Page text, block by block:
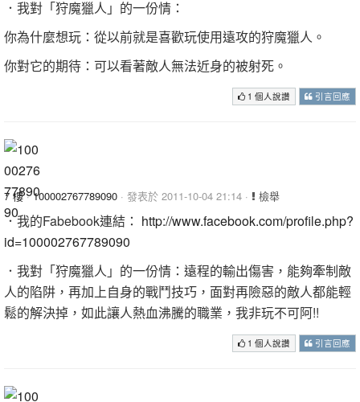
．我對「狩魔獵人」的一份情：
你為什麼想玩：從以前就是喜歡玩使用遠攻的狩魔獵人。
你對它的期待：可以看著敵人無法近身的被射死。
1 個人說讚 引言回應
7 樓·100002767789090 · 發表於 2011-10-04 21:14 · 檢舉
．我的Fabebook連結： http://www.facebook.com/profile.php?
id=100002767789090
．我對「狩魔獵人」的一份情：遠程的輸出傷害，能夠牽制敵
人的陷阱，再加上自身的戰鬥技巧，面對再險惡的敵人都能輕
鬆的解決掉，如此讓人熱血沸騰的職業，我非玩不可阿!!
1 個人說讚 引言回應